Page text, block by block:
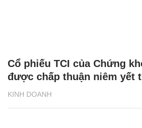
KINH DOANH
Cổ phiếu TCI của Chứng
được chấp thuận niêm yết